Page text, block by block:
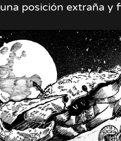
una posición extraña y